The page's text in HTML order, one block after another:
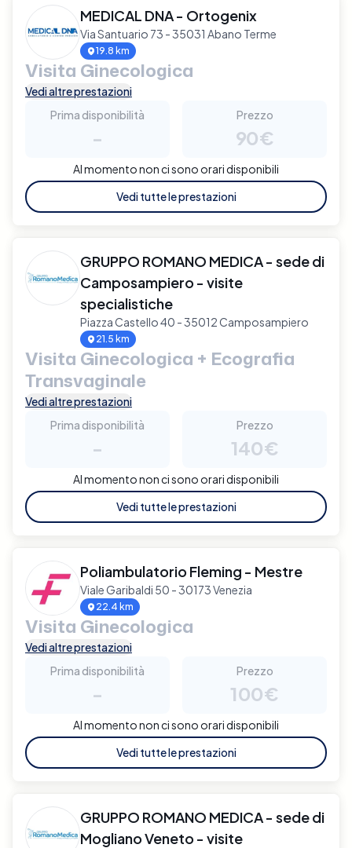
MEDICAL DNA - Ortogenix
Via Santuario 73 - 35031 Abano Terme
19.8 km
Visita Ginecologica
Vedi altre prestazioni
Prima disponibilità
-
Prezzo
90€
Al momento non ci sono orari disponibili
Vedi tutte le prestazioni
GRUPPO ROMANO MEDICA - sede di
Camposampiero - visite
specialistiche
Piazza Castello 40 - 35012 Camposampiero
21.5 km
Visita Ginecologica + Ecografia
Transvaginale
Vedi altre prestazioni
Prima disponibilità
-
Prezzo
140€
Al momento non ci sono orari disponibili
Vedi tutte le prestazioni
Poliambulatorio Fleming - Mestre
Viale Garibaldi 50 - 30173 Venezia
22.4 km
Visita Ginecologica
Vedi altre prestazioni
Prima disponibilità
-
Prezzo
100€
Al momento non ci sono orari disponibili
Vedi tutte le prestazioni
GRUPPO ROMANO MEDICA - sede di
Mogliano Veneto - visite